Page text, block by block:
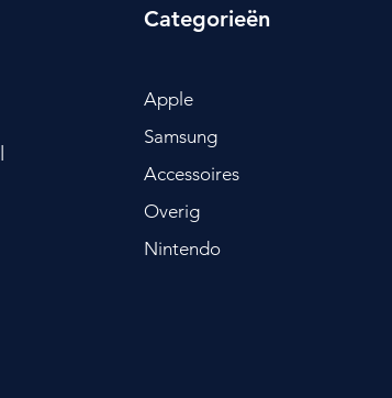
Categorieën
Apple
Samsung
Accessoires
Overig
Nintendo